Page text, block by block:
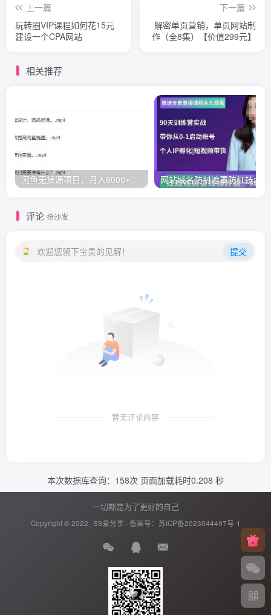
上一篇
玩转圈VIP课程如何花15元
建设一个CPA网站
下一篇
解密单页营销，单页网站制
作（全8集）【价值299元】
相关推荐
闲鱼无货源项目，月入6000+操作视频教程
评论 抢沙发
欢迎您留下宝贵的见解！ 提交
暂无评论内容
本次数据库查询：158次 页面加载耗时0.208 秒
一切都是为了更好的自己
Copyright © 2022 · 59爱分享 · 备案号： 苏ICP备2023044497号-1